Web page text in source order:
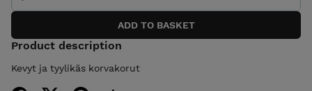
Product description
Kevyt ja tyylikäs korvakorut